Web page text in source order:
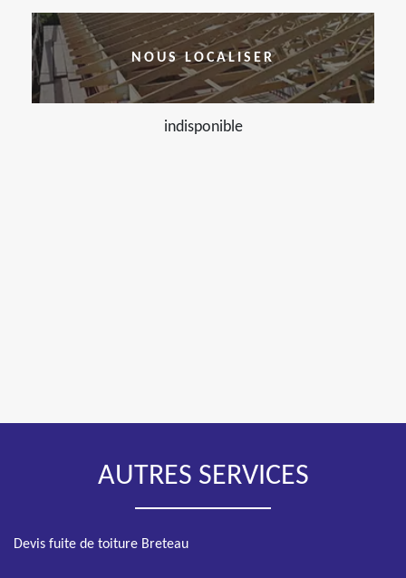
NOUS LOCALISER
indisponible
AUTRES SERVICES
Devis fuite de toiture Breteau